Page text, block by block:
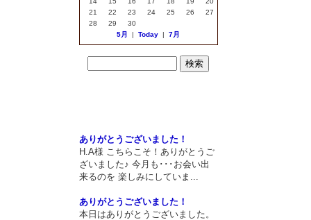
21
22 23 24 25 26
27
28
29
30
5月
| Today | 7月
ありがとうございました！
H.A様 こちらこそ！ありがとうご
ざいました♪ 今月も･･･お会い出
来るのを 楽しみにしていま...
ありがとうございました！
本日はありがとうございました。